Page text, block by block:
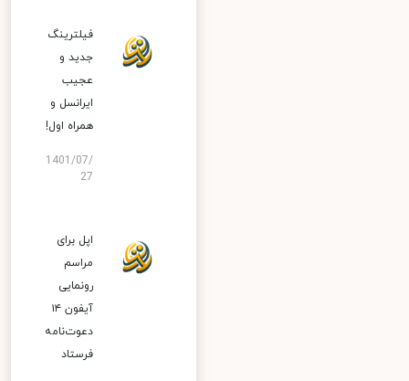
فیلترینگ
جدید و
عجیب
ایرانسل و
همراه اول!
1401/07/
27
اپل برای
مراسم
رونمایی
آیفون ۱۴
دعوت‌نامه
فرستاد